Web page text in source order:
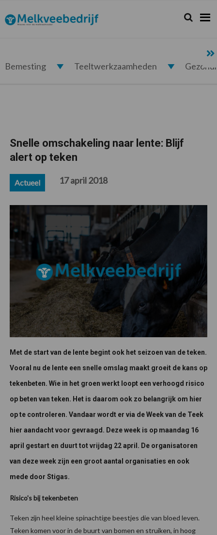
de
hoofdnavigatie
de
hoofd
de
eerste
de
voettekst
Melkveebedrijf.nl Zoeken...
Zoek
Bemesting Teeltwerkzaamheden
Snelle omschakeling naar lente: Blijf
alert op teken
Actueel 17 april 2018
Met de start van de lente begint ook het seizoen van de teken.
Vooral nu de lente een snelle omslag maakt groeit de kans op
tekenbeten. Wie in het groen werkt loopt een verhoogd risico
op beten van teken. Het is daarom ook zo belangrijk om hier
op te controleren. Vandaar wordt er via de Week van de Teek
hier aandacht voor gevraagd. Deze week is op maandag 16
april gestart en duurt tot vrijdag 22 april. De organisatoren
van deze week zijn een groot aantal organisaties en ook
mede door Stigas.
Risico's bij tekenbeten
Teken zijn heel kleine spinachtige beestjes die van bloed leven.
Teken komen voor in de buurt van bomen en struiken, in hoog